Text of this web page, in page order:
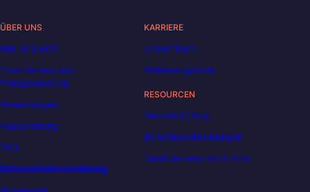
ÜBER UNS
Wer ist Liora?
Finanzierung und
Preisgestaltung
Bewertungen
Hausordnung
FAQ
Datenschutzverordnung
Impressum
KARRIERE
Unser Team
Stellenangebote
RESOURCEN
Decoded | Blog
Berufsbeschreibungen
DataScientest wird Liora